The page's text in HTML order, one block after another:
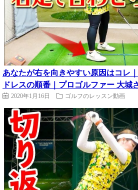
あなたが右を向きやすい原因はコレ
ドレスの順番｜プロゴルファー 大城
2020年1月16日 ゴルフのレッスン動画